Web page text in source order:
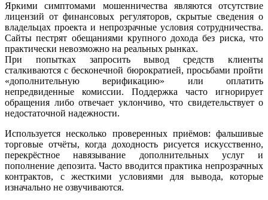
Яркими симптомами мошенничества являются отсутствие
лицензий от финансовых регуляторов, скрытые сведения о
владельцах проекта и непрозрачные условия сотрудничества.
Сайты пестрят обещаниями крупного дохода без риска, что
практически невозможно на реальных рынках.
При попытках запросить вывод средств клиенты
сталкиваются с бесконечной бюрократией, просьбами пройти
«дополнительную верификацию» или оплатить
непредвиденные комиссии. Поддержка часто игнорирует
обращения либо отвечает уклончиво, что свидетельствует о
недостаточной надежности.
Используется несколько проверенных приёмов: фальшивые
торговые отчёты, когда доходность рисуется искусственно,
перекрёстное навязывание дополнительных услуг и
пополнение депозита. Часто вводится практика непрозрачных
контрактов, с жесткими условиями для вывода, которые
изначально не озвучиваются.